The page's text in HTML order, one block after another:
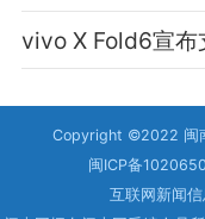
vivo X Fold6宣布
Copyright ©2022 闽
闽ICP备
互联网新闻